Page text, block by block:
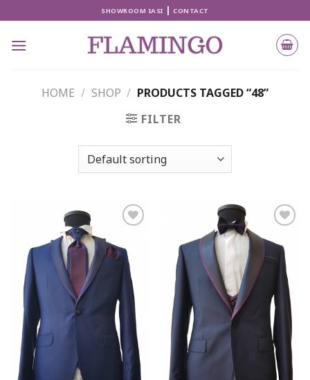
to
content
SHOWROOM IASI | CONTACT
HOME / SHOP / PRODUCTS TAGGED “48”
FILTER
wishlist
wishlist